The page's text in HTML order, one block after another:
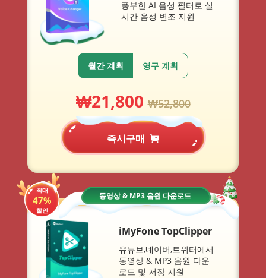
풍부한 AI 음성 필터로 실
시간 음성 변조 지원
월간 계획 영구 계획
₩21,800 ₩52,800
즉시구매
최대
47%
할인
동영상 & MP3 음원 다운로드
iMyFone TopClipper
유튜브,네이버,트위터에서
동영상 & MP3 음원 다운
로드 및 저장 지원